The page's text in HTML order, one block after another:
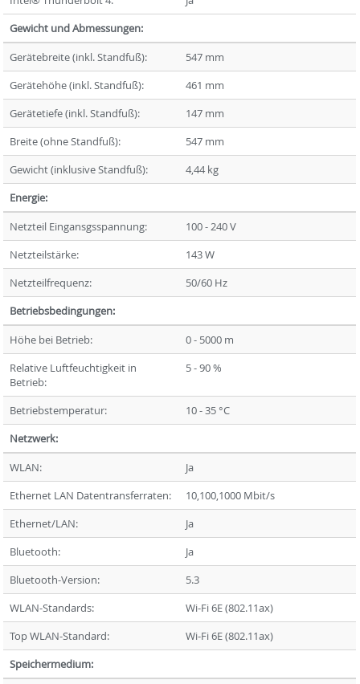
Gewicht und Abmessungen:
Gerätebreite (inkl. Standfuß):
547 mm
Gerätehöhe (inkl. Standfuß):
461 mm
Gerätetiefe (inkl. Standfuß):
147 mm
Breite (ohne Standfuß):
547 mm
Gewicht (inklusive Standfuß):
4,44 kg
Energie:
Netzteil Eingansgsspannung:
100 - 240 V
Netzteilstärke:
143 W
Netzteilfrequenz:
50/60 Hz
Betriebsbedingungen:
Höhe bei Betrieb:
0 - 5000 m
Relative Luftfeuchtigkeit in
Betrieb:
5 - 90 %
Betriebstemperatur:
10 - 35 °C
Netzwerk:
WLAN:
Ja
Ethernet LAN Datentransferraten:
10,100,1000 Mbit/s
Ethernet/LAN:
Ja
Bluetooth:
Ja
Bluetooth-Version:
5.3
WLAN-Standards:
Wi-Fi 6E (802.11ax)
Top WLAN-Standard:
Wi-Fi 6E (802.11ax)
Speichermedium: